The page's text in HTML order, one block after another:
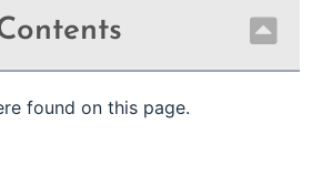
found on this page.